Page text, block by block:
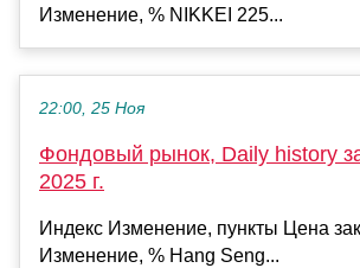
Изменение, % NIKKEI 225...
22:00, 25 Ноя
Фондовый рынок, Daily history
2025 г.
Индекс Изменение, пункты Цена
Изменение, % Hang Seng...